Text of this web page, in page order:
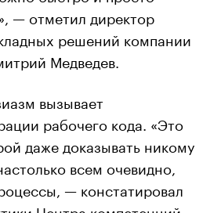
— отметил директор
решений компании
Медведев.
вызывает
рабочего кода. «Это
даже доказывать никому
всем очевидно,
— констатировал